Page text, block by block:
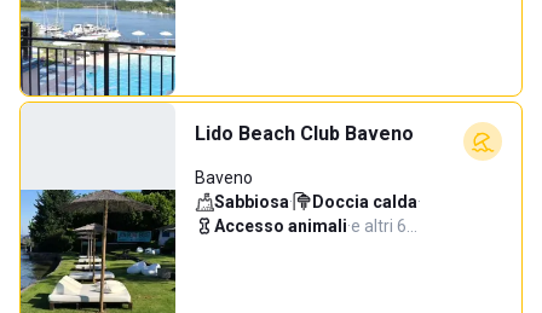
Lido Beach Club Baveno
Baveno
Sabbiosa· Doccia calda·
Accesso animali·e altri 6…